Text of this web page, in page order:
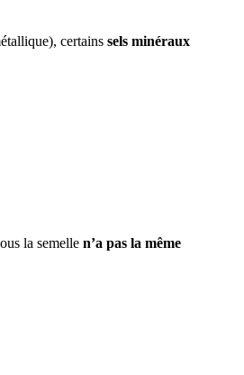
certains sels minéraux
la semelle n’a pas la même